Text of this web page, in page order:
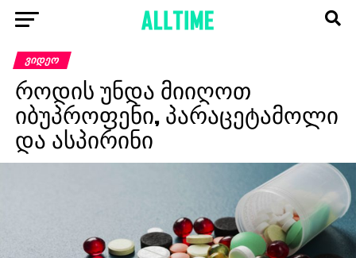
ᲕᲘᲓᲔᲝ
როდის უნდა მიიღოთ
იბუპროფენი, პარაცეტამოლი
და ასპირინი